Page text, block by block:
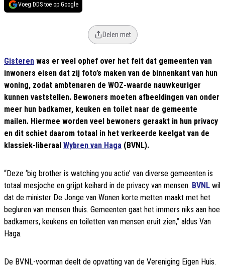
Voeg DDS toe op Google
Delen met
Gisteren was er veel ophef over het feit dat gemeenten van
inwoners eisen dat zij foto’s maken van de binnenkant van hun
woning, zodat ambtenaren de WOZ-waarde nauwkeuriger
kunnen vaststellen. Bewoners moeten afbeeldingen van onder
meer hun badkamer, keuken en toilet naar de gemeente
mailen. Hiermee worden veel bewoners geraakt in hun privacy
en dit schiet daarom totaal in het verkeerde keelgat van de
klassiek-liberaal Wybren van Haga (BVNL).
“Deze ‘big brother is watching you actie’ van diverse gemeenten is
totaal mesjoche en grijpt keihard in de privacy van mensen. BVNL wil
dat de minister De Jonge van Wonen korte metten maakt met het
begluren van mensen thuis. Gemeenten gaat het immers niks aan hoe
badkamers, keukens en toiletten van mensen eruit zien,” aldus Van
Haga.
De BVNL-voorman deelt de opvatting van de Vereniging Eigen Huis.